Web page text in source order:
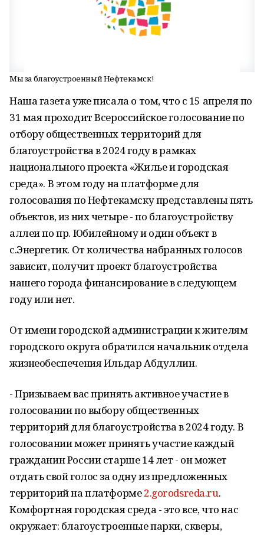
Мы за благоустроенный Нефтекамск!
Наша газета уже писала о том, что с 15 апреля по
31 мая проходит Всероссийское голосование по
отбору общественных территорий для
благоустройства в 2024 году в рамках
национального проекта «Жилье и городская
среда». В этом году на платформе для
голосования по Нефтекамску представлены пять
объектов, из них четыре - по благоустройству
аллеи по пр. Юбилейному и один объект в
с.Энергетик. От количества набранных голосов
зависит, получит проект благоустройства
нашего города финансирование в следующем
году или нет.
От имени городской администрации к жителям
городского округа обратился начальник отдела
жизнеобеспечения Ильдар Абдуллин.
- Призываем вас принять активное участие в
голосовании по выбору общественных
территорий для благоустройства в 2024 году. В
голосовании может принять участие каждый
гражданин России старше 14 лет - он может
отдать свой голос за одну из предложенных
территорий на платформе2.gorodsreda.ru.
Комфортная городская среда - это все, что нас
окружает: благоустроенные парки, скверы,